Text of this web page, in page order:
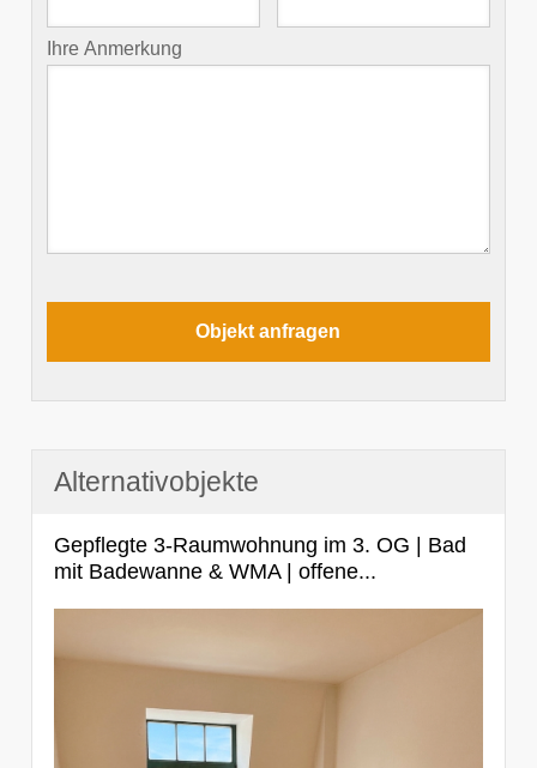
Ihre Anmerkung
Alternativobjekte
Gepflegte 3-Raumwohnung im 3. OG | Bad
mit Badewanne & WMA | offene...